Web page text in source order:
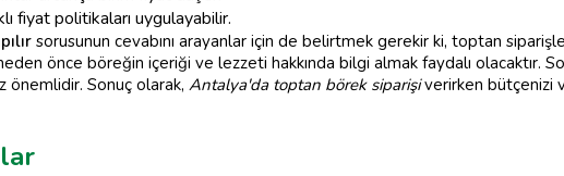
fiyat politikaları uygulayabilir.
sorusunun cevabını arayanlar için de belirtmek gerekir ki, toptan
önce böreğin içeriği ve lezzeti hakkında bilgi almak faydalı olacaktır.
önemlidir. Sonuç olarak, Antalya'da toptan börek siparişiverirken bütçenizi